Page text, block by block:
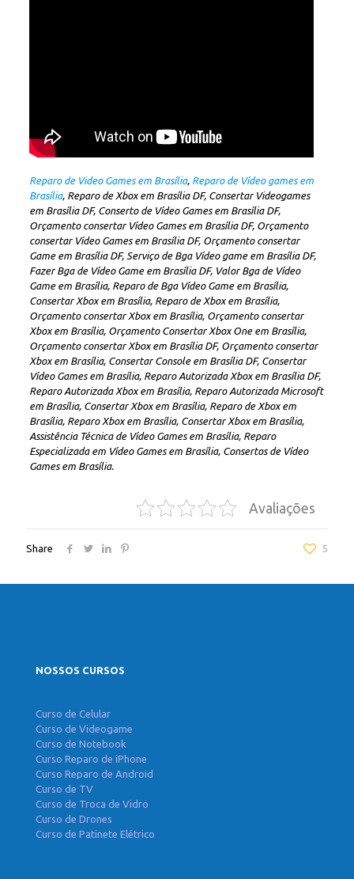
Reparo de Video Games em Brasília, Reparo de Vídeo games em
Brasília, Reparo de Xbox em Brasília DF, Consertar Videogames
em Brasília DF, Conserto de Vídeo Games em Brasília DF,
Orçamento consertar Vídeo Games em Brasília DF, Orçamento
consertar Vídeo Games em Brasília DF, Orçamento consertar
Game em Brasília DF, Serviço de Bga Vídeo game em Brasília DF,
Fazer Bga de Vídeo Game em Brasília DF, Valor Bga de Vídeo
Game em Brasília, Reparo de Bga Vídeo Game em Brasília,
Consertar Xbox em Brasília, Reparo de Xbox em Brasília,
Orçamento consertar Xbox em Brasília, Orçamento consertar
Xbox em Brasília, Orçamento Consertar Xbox One em Brasília,
Orçamento consertar Xbox em Brasília DF, Orçamento consertar
Xbox em Brasília, Consertar Console em Brasília DF, Consertar
Vídeo Games em Brasília, Reparo Autorizada Xbox em Brasília DF,
Reparo Autorizada Xbox em Brasília, Reparo Autorizada Microsoft
em Brasília, Consertar Xbox em Brasília, Reparo de Xbox em
Brasília, Reparo Xbox em Brasília, Consertar Xbox em Brasília,
Assistência Técnica de Vídeo Games em Brasília, Reparo
Especializada em Vídeo Games em Brasília, Consertos de Vídeo
Games em Brasília.
Avaliações
Share 5
NOSSOS CURSOS
Curso de Celular
Curso de Videogame
Curso de Notebook
Curso Reparo de iPhone
Curso Reparo de Android
Curso de TV
Curso de Troca de Vidro
Curso de Drones
Curso de Patinete Elétrico